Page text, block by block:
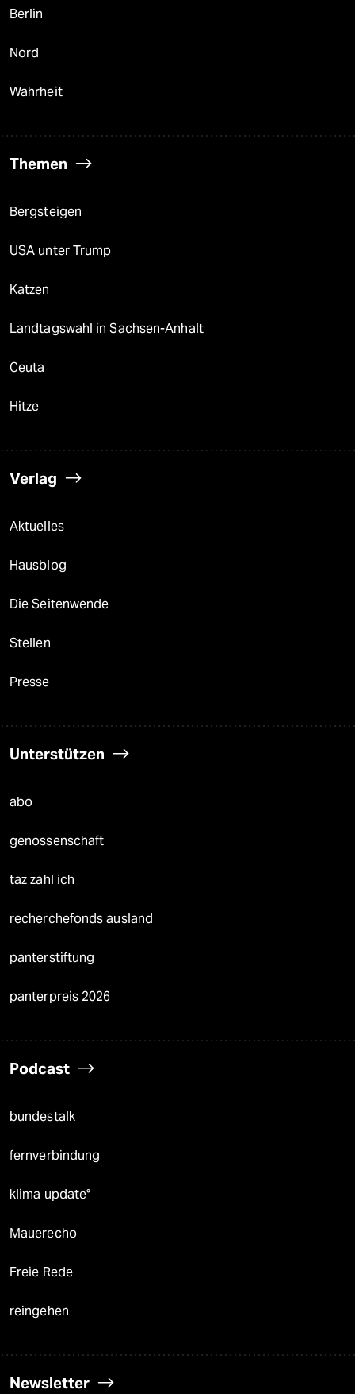
Berlin
Nord
Wahrheit
Themen
Bergsteigen
USA unter Trump
Katzen
Landtagswahl in Sachsen-Anhalt
Ceuta
Hitze
Verlag
Aktuelles
Hausblog
Die Seitenwende
Stellen
Presse
Unterstützen
abo
genossenschaft
taz zahl ich
recherchefonds ausland
panterstiftung
panterpreis 2026
Podcast
bundestalk
fernverbindung
klima update°
Mauerecho
Freie Rede
reingehen
Newsletter